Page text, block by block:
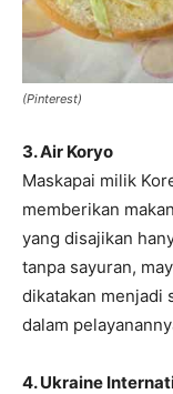
(Pinterest)
3. Air Koryo
Maskapai milik
memberikan
yang disajikan
tanpa sayuran,
dikatakan menjadi
dalam
4. Ukraine